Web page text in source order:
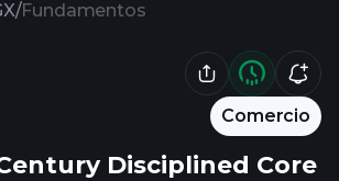
/Fundamentos
Comercio
Disciplined Core